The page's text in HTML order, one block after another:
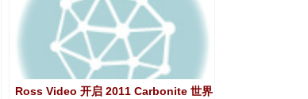
Ross Video 开启 2011 Carbonite 世界